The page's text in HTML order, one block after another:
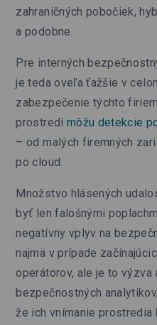
zahraničných pobočiek,
a podobne.
Pre interných
je teda oveľa ťažšie v
zabezpečenie týchto
prostredí môžu detekcie
– od malých firemných
po cloud.
Množstvo hlásených
byť len falošnými
negatívny vplyv na
najmä v prípade
operátorov, ale je to výzva
bezpečnostných
že ich vnímanie prostredia